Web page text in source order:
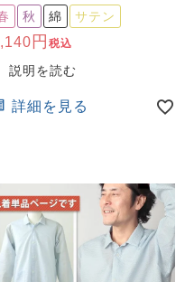
秋 綿 サテン
税込
詳細を見る